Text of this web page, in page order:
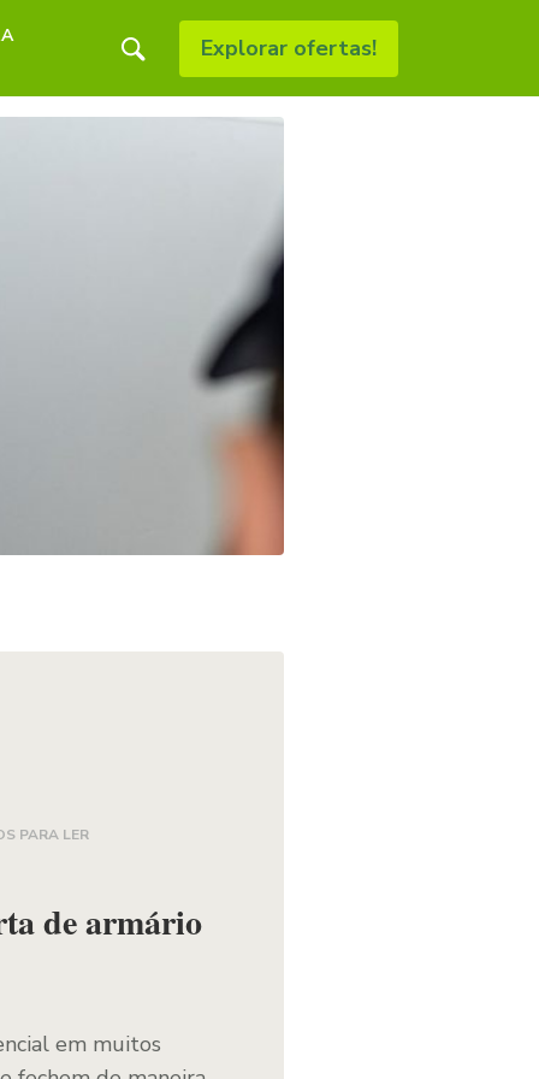
Explorar ofertas!
PARA LER
de armário
em muitos